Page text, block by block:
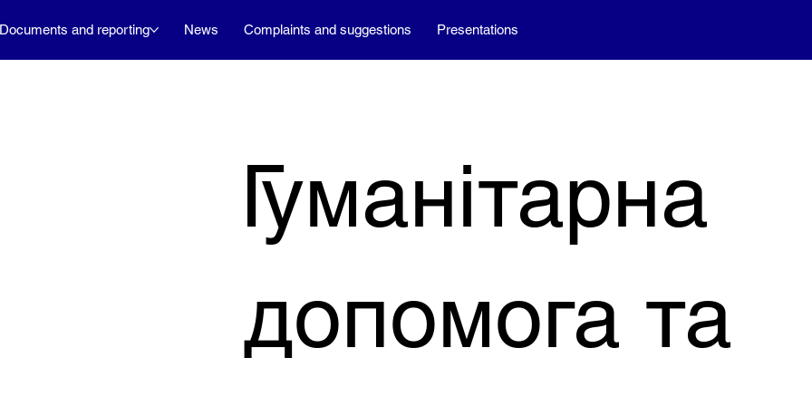
Documents and reporting News Complaints and suggestions Presentations
Гуманітарна
допомога та